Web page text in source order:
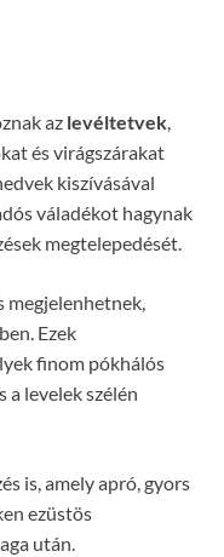
az levéltetvek,
és virágszárakat
kiszívásával
váladékot hagynak
megtelepedését.
megjelenhetnek,
Ezek
finom pókhálós
a levelek szélén
is, amely apró, gyors
ezüstös
után.